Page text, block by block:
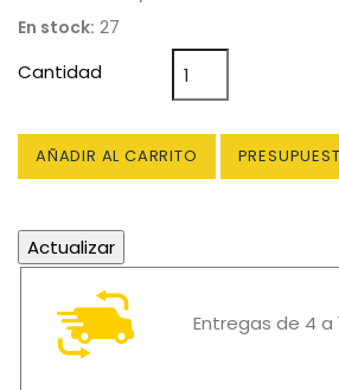
En stock: 27
Cantidad
AÑADIR AL CARRITO
Entregas de 4 a